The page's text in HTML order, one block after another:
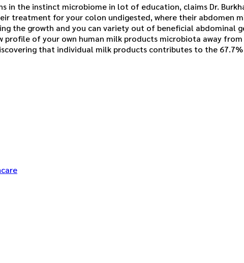
in the instinct microbiome in lot of education, claims Dr.
treatment for your colon undigested, where their abdomen
the growth and you can variety out of beneficial abdominal
profile of your own human milk products microbiota away
that individual milk products contributes to the